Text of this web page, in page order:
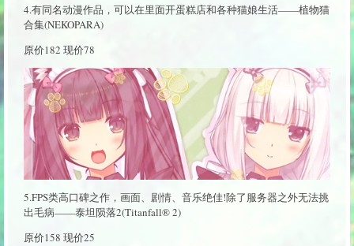
4.有同名动漫作品，可以在里面开蛋糕店和各种猫娘生活——植物猫
合集(NEKOPARA)
原价182 现价78
5.FPS类高口碑之作，画面、剧情、音乐绝佳!除了服务器之外无法挑
出毛病——泰坦陨落2(Titanfall® 2)
原价158 现价25